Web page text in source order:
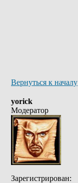
Вернуться к началу
yorick
Модератор
Зарегистрирован: